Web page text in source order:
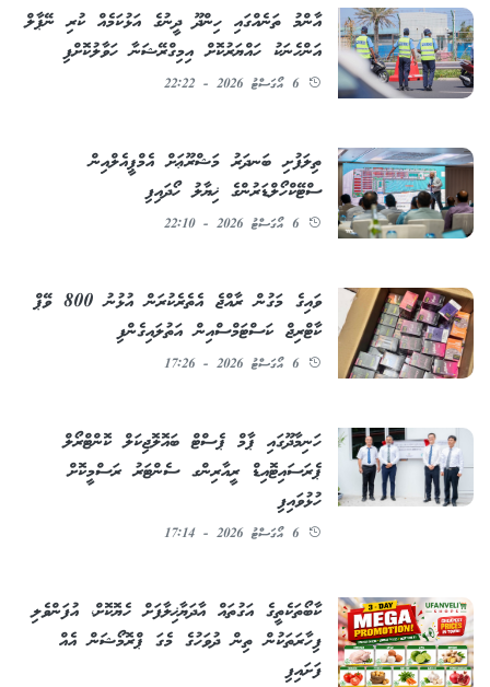
އާންމު ތަނެއްގައި ހިންދޫ ދީނުގެ އަޅުކަމެއް ކުރި ނޭޕާލް
އަންހެނަކު ހައްޔަރުކޮށް އިމިގްރޭޝަނާ ހަވާލުކޮށްފި
6 އޯގަސްޓު 2026 - 22:22
ތިލަފުށި ބަނދަރު މަޝްރޫޢަށް އެމްޕީއެލްއިން
ސްޓޭކްހޯލްޑަރުންގެ ޚިޔާލު ހޯދައިފި
6 އޯގަސްޓު 2026 - 22:10
ވައިގެ މަގުން ރާއްޖެ އެތެރެކުރަން އުޅުނު 800 ވޭޕް
ކާޓްރިޖް ކަސްޓަމްސްއިން އަތުލައިގެންފި
6 އޯގަސްޓު 2026 - 17:26
ހަނިމާދޫގައި ޕާމް ޕެސްޓް ބައޮލޮޖިކަލް ކޮންޓްރޯލް
ޕެރަސައިޓޮއިޑް ރީއާރިންގ ސެންޓަރު ރަސްމީކޮށް
ހުޅުވައިފި
6 އޯގަސްޓު 2026 - 17:14
ކާބޯތަކެތީގެ އަގުތައް އާދަޔާޚިލާފަށް ހެޔޮކޮށް، އުފަންވެލި
ފިހާރަތަކުން ތިން ދުވަހުގެ މެގަ ޕްރޮމޯޝަން އެއް
ފަށައިފި